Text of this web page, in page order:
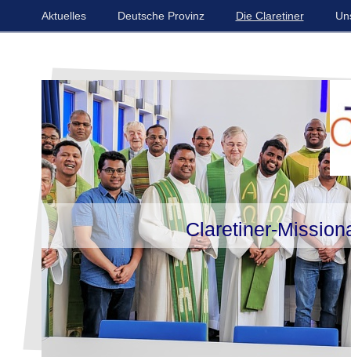
Aktuelles Deutsche Provinz Die Claretiner
Claretiner-